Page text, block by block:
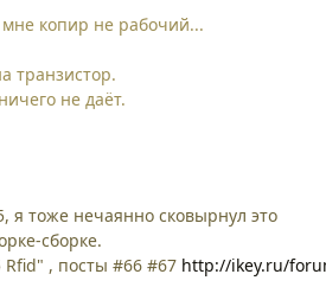
мне копир не рабочий...
транзистор.
не даёт.
я тоже нечаянно сковырнул это
сборке.
Rfid" , посты #66 #67 http://ikey.ru/